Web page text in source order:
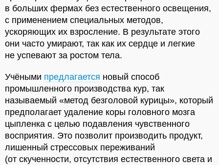
в больших фермах без естественного освещения,
с применением специальных методов,
ускоряющих их взросление. В результате этого
они часто умирают, так как их сердце и легкие
не успевают за ростом тела.
Учёными предлагается новый способ
промышленного производства кур, так
называемый «метод безголовой курицы», который
предполагает удаление коры головного мозга
цыпленка с целью подавления чувственного
восприятия. Это позволит производить продукт,
лишенный стрессовых переживаний
(от скученности, отсутствия естественного света и